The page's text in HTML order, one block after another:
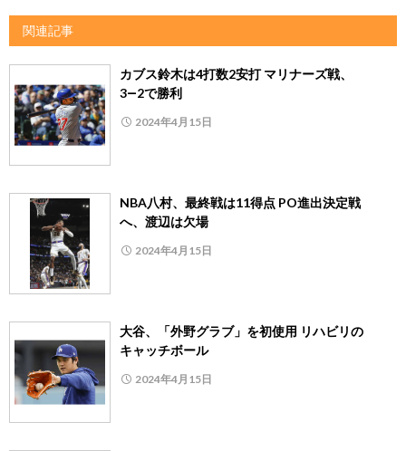
関連記事
カブス鈴木は4打数2安打 マリナーズ戦、
3―2で勝利
2024年4月15日
NBA八村、最終戦は11得点 PO進出決定戦
へ、渡辺は欠場
2024年4月15日
大谷、「外野グラブ」を初使用 リハビリの
キャッチボール
2024年4月15日